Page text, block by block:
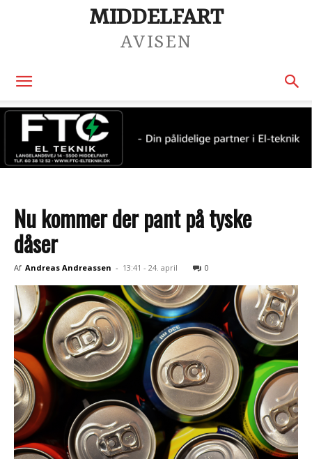
MIDDELFART
AVISEN
Nu kommer der pant på tyske
dåser
Af Andreas Andreassen - 13:41 - 24. april 0